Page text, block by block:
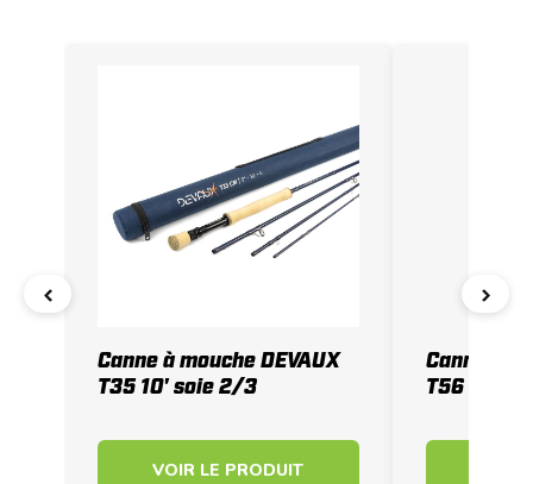
‹
Canne à mouche DEVAUX
T35 10' soie 2/3
VOIR LE PRODUIT
Canne à
T56
›